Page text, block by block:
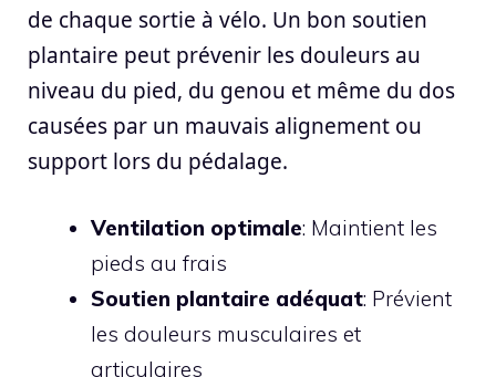
de chaque sortie à vélo. Un bon soutien
plantaire peut prévenir les douleurs au
niveau du pied, du genou et même du dos
causées par un mauvais alignement ou
support lors du pédalage.
Ventilation optimale: Maintient les
pieds au frais
Soutien plantaire adéquat: Prévient
les douleurs musculaires et
articulaires